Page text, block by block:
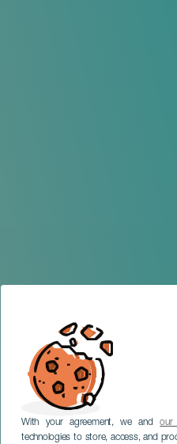
With your agreement, we andour
technologies to store, access, and